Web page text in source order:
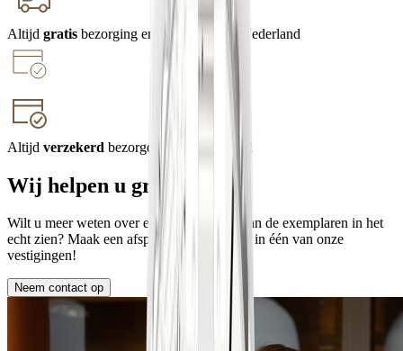
Altijd gratis bezorging en retourneren in Nederland
Altijd verzekerd bezorgd en geretourneerd
Wij helpen u graag
Wilt u meer weten over een merk, of een van de exemplaren in het
echt zien? Maak een afspraak en ervaar het in één van onze
vestigingen!
Neem contact op